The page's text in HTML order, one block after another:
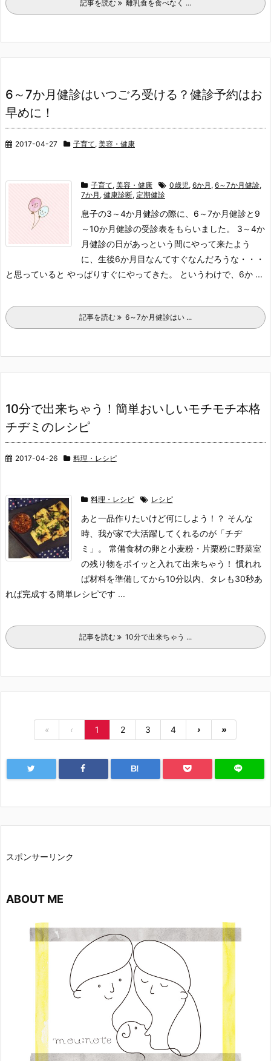
記事を読む 離乳食を食べなく ...
6～7か月健診はいつごろ受ける？健診予約はお
早めに！
2017-04-27 子育て, 美容・健康
子育て, 美容・健康 0歳児, 6か月 , 6～7か月健診,
7か月 , 健康診断, 定期健診
息子の3～4か月健診の際に、6～7か月健診と9
～10か月健診の受診表をもらいました。 3～4か
月健診の日があっという間にやって来たよう
に、生後6か月目なんてすぐなんだろうな・・・
と思っていると やっぱりすぐにやってきた。 というわけで、6か ...
記事を読む 6～7か月健診はい ...
10分で出来ちゃう！簡単おいしいモチモチ本格
チヂミのレシピ
2017-04-26 料理・レシピ
料理・レシピ レシピ
あと一品作りたいけど何にしよう！？ そんな
時、我が家で大活躍してくれるのが「チヂ
ミ」。 常備食材の卵と小麦粉・片栗粉に野菜室
の残り物をポイッと入れて出来ちゃう！ 慣れれ
ば材料を準備してから10分以内、タレも30秒あ
れば完成する簡単レシピです ...
記事を読む 10分で出来ちゃう ...
« ‹ 1 2 3 4 › »
B!
スポンサーリンク
ABOUT ME